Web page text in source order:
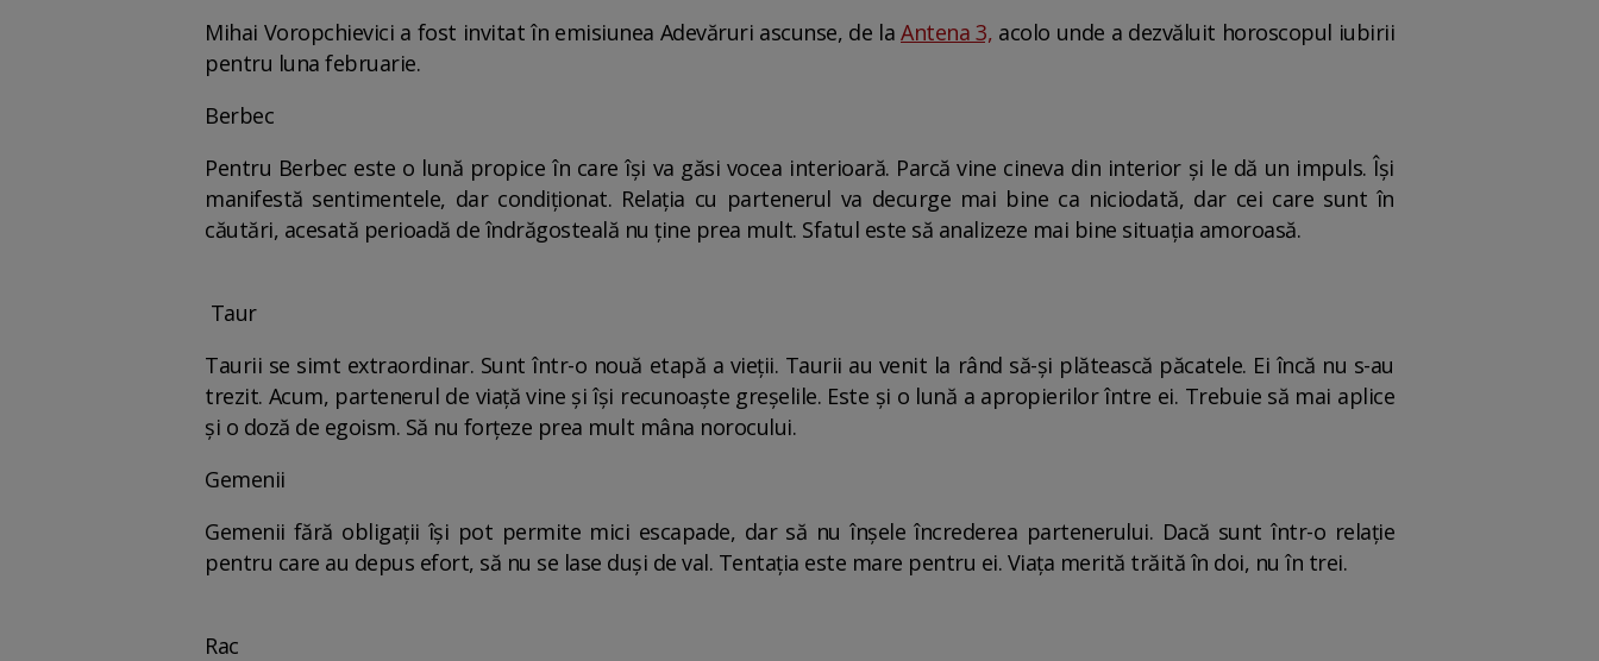
Mihai Voropchievici a fost invitat în emisiunea Adevăruri ascunse, de la Antena 3, acolo unde a dezvăluit horoscopul iubirii
pentru luna februarie.
Berbec
Pentru Berbec este o lună propice în care îşi va găsi vocea interioară. Parcă vine cineva din interior şi le dă un impuls. Îşi
manifestă sentimentele, dar condiţionat. Relaţia cu partenerul va decurge mai bine ca niciodată, dar cei care sunt în
căutări, acesată perioadă de îndrăgosteală nu ţine prea mult. Sfatul este să analizeze mai bine situaţia amoroasă.
Taur
Taurii se simt extraordinar. Sunt într-o nouă etapă a vieţii. Taurii au venit la rând să-şi plătească păcatele. Ei încă nu s-au
trezit. Acum, partenerul de viaţă vine şi îşi recunoaşte greşelile. Este şi o lună a apropierilor între ei. Trebuie să mai aplice
şi o doză de egoism. Să nu forţeze prea mult mâna norocului.
Gemenii
Gemenii fără obligaţii îşi pot permite mici escapade, dar să nu înşele încrederea partenerului. Dacă sunt într-o relaţie
pentru care au depus efort, să nu se lase duşi de val. Tentaţia este mare pentru ei. Viaţa merită trăită în doi, nu în trei.
Rac